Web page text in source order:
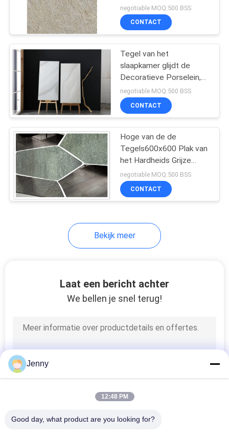
Het cement kijkt
Porseleintegel
24x24
porseleintegel
De Tegel van de
de tegel van de
porseleinbadkamers
verglaasde Concaaf
Convex Patroon
negotiable MOQ:500 BSS
CONTACT
Tegel van het
slaapkamer glijdt de
Decoratieve Porselein,
niet de Verglaasde
Tegels van de
Porseleinvloer uit
negotiable MOQ:500 BSS
CONTACT
Hoge van de de
Tegels600x600 Plak van
het Hardheids Grijze
Porselein de
Steeneffect Spanwijdte
Met lange levensuur
negotiable MOQ:500 BSS
CONTACT
Bekijk meer
Laat een bericht achter
We bellen je snel terug!
Jenny
12:48 PM
Good day, what product are you looking for?